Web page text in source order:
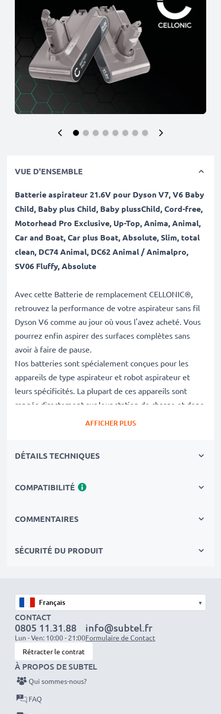
VUE D'ENSEMBLE
Batterie aspirateur 21.6V pour Dyson V7, V6 Baby
Child, Baby plus Child, Baby plussChild, Cord-free,
Motorhead Pro Exclusive, Up-Top, Anima, Animal,
Car and Boat, Car plus Boat, Absolute, Slim, total
clean, DC74 Animal, DC62 Animal / Animalpro,
SV06 Fluffy, Absolute
Avec cette Batterie de remplacement CELLONIC®,
retrouvez la performance de votre aspirateur sans fil
Dyson V6 comme au jour où vous l'avez acheté. Vous
pourrez enfin aspirer des surfaces complètes sans
avoir à faire de pause.
Nos batteries sont spécialement conçues pour les
appareils de type aspirateur et robot aspirateur et
leurs spécificités. La plupart de ces appareils sont
rangés directement sur leur station de charge et donc
les batteries sont solicitées en permanence. Il faut
une grandeCapacité: 2000mAh
au lithium sans effet de mémoire
Circuits, Surchauffes, Surtensions
remplacez votre batterie Dyson 967810-21
rapidement et simplement
Données techniques:
Tension: 21.6V
Type de cellule: Lithium Ion
Capacité: 2000mAh
Couleur
AFFICHER PLUS
DÉTAILS TECHNIQUES
COMPATIBILITÉ
COMMENTAIRES
SÉCURITÉ DU PRODUIT
▾
CONTACT
0805 11.31.88
Lun - Ven: 10:00 - 21:00
info@subtel.fr
Formulaire de Contact
Rétracter le contrat
À PROPOS DE SUBTEL
Qui sommes-nous?
FAQ